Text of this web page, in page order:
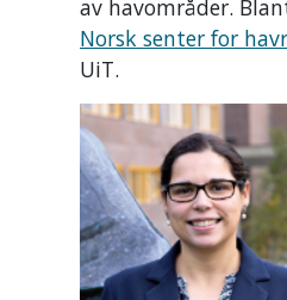
av havområder.
Norsk senter for
UiT.